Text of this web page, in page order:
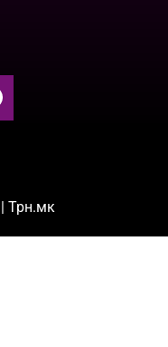
Трн.мк